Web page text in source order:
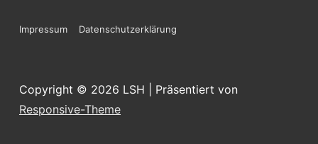
Footer-
Impressum Datenschutzerklärung
Copyright © 2026 LSH
| Präsentiert von
Responsive-Theme